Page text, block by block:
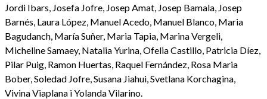
Jordi Ibars, Josefa Jofre, Josep Amat, Josep Bamala, Josep
Barnés, Laura López, Manuel Acedo, Manuel Blanco, Maria
Bagudanch, María Suñer, Maria Tapia, Marina Vergeli,
Micheline Samaey, Natalia Yurina, Ofelia Castillo, Patricia Díez,
Pilar Puig, Ramon Huertas, Raquel Fernández, Rosa Maria
Bober, Soledad Jofre, Susana Jiahui, Svetlana Korchagina,
Vivina Viaplana i Yolanda Vilarino.